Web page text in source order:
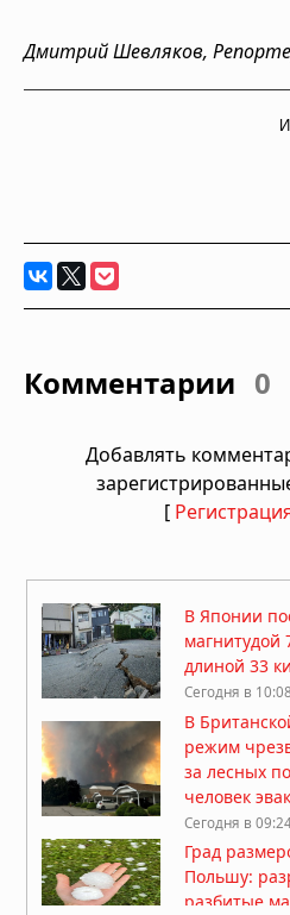
Дмитрий Шевляков,
Комментарии 0
Добавлять
[
В Японии
магнитудой
длиной 33
Сегодня в 10:08
В
режим
за лесных
человек
Сегодня в
Град
Польшу:
разбитые